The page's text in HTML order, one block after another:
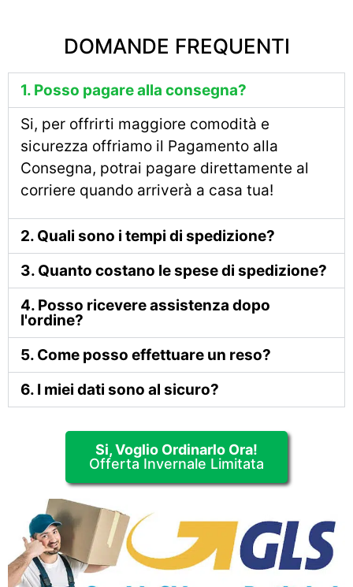
DOMANDE FREQUENTI
1. Posso pagare alla consegna?
Si, per offrirti maggiore comodità e
sicurezza offriamo il Pagamento alla
Consegna, potrai pagare direttamente al
corriere quando arriverà a casa tua!
2. Quali sono i tempi di spedizione?
3. Quanto costano le spese di spedizione?
4. Posso ricevere assistenza dopo
l'ordine?
5. Come posso effettuare un reso?
6. I miei dati sono al sicuro?
Si, Voglio Ordinarlo Ora!
Offerta Invernale Limitata